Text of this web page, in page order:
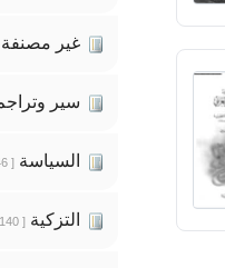
غير مصنفة
سير
السياسة [ 146 ]
التزكية [ 140 ]